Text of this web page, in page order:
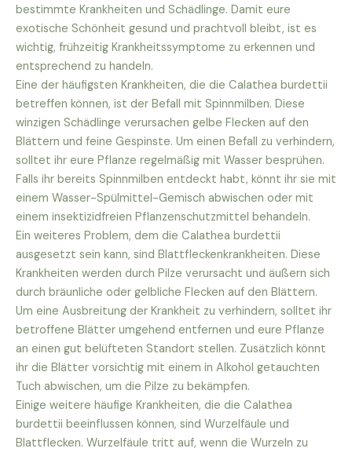
bestimmte Krankheiten und Schädlinge. Damit eure
exotische Schönheit gesund und prachtvoll bleibt, ist es
wichtig, frühzeitig Krankheitssymptome zu erkennen und
entsprechend zu handeln.
Eine der häufigsten Krankheiten, die die Calathea burdettii
betreffen können, ist der Befall mit Spinnmilben. Diese
winzigen Schädlinge verursachen gelbe Flecken auf den
Blättern und feine Gespinste. Um einen Befall zu verhindern,
solltet ihr eure Pflanze regelmäßig mit Wasser besprühen.
Falls ihr bereits Spinnmilben entdeckt habt, könnt ihr sie mit
einem Wasser-Spülmittel-Gemisch abwischen oder mit
einem insektizidfreien Pflanzenschutzmittel behandeln.
Ein weiteres Problem, dem die Calathea burdettii
ausgesetzt sein kann, sind Blattfleckenkrankheiten. Diese
Krankheiten werden durch Pilze verursacht und äußern sich
durch bräunliche oder gelbliche Flecken auf den Blättern.
Um eine Ausbreitung der Krankheit zu verhindern, solltet ihr
betroffene Blätter umgehend entfernen und eure Pflanze
an einen gut belüfteten Standort stellen. Zusätzlich könnt
ihr die Blätter vorsichtig mit einem in Alkohol getauchten
Tuch abwischen, um die Pilze zu bekämpfen.
Einige weitere häufige Krankheiten, die die Calathea
burdettii beeinflussen können, sind Wurzelfäule und
Blattflecken. Wurzelfäule tritt auf, wenn die Wurzeln zu